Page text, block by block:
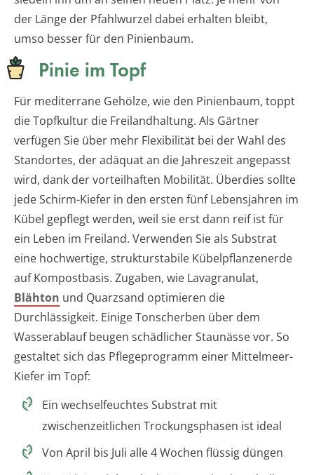
der Länge der Pfahlwurzel dabei erhalten bleibt,
umso besser für den Pinienbaum.
Pinie im Topf
Für mediterrane Gehölze, wie den Pinienbaum, toppt
die Topfkultur die Freilandhaltung. Als Gärtner
verfügen Sie über mehr Flexibilität bei der Wahl des
Standortes, der adäquat an die Jahreszeit angepasst
wird, dank der vorteilhaften Mobilität. Überdies sollte
jede Schirm-Kiefer in den ersten fünf Lebensjahren im
Kübel gepflegt werden, weil sie erst dann reif ist für
ein Leben im Freiland. Verwenden Sie als Substrat
eine hochwertige, strukturstabile Kübelpflanzenerde
auf Kompostbasis. Zugaben, wie Lavagranulat,
Blähton und Quarzsand optimieren die
Durchlässigkeit. Einige Tonscherben über dem
Wasserablauf beugen schädlicher Staunässe vor. So
gestaltet sich das Pflegeprogramm einer Mittelmeer-
Kiefer im Topf:
Ein wechselfeuchtes Substrat mit
zwischenzeitlichen Trockungsphasen ist ideal
Von April bis Juli alle 4 Wochen flüssig düngen